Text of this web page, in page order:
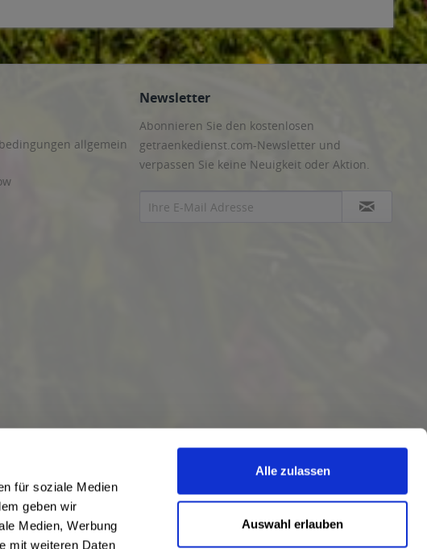
für soziale Medien
geben wir
Medien, Werbung
mit weiteren Daten
Alle zulassen
Auswahl erlauben
allgemein
Newsletter
Abonnieren Sie den kostenlosen
getraenkedienst.com-Newsletter und
verpassen Sie keine Neuigkeit oder Aktion.